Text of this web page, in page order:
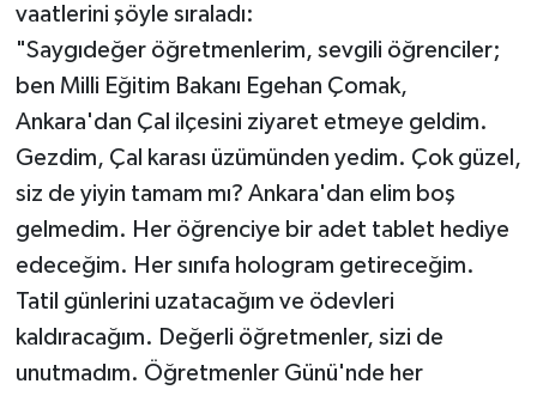
vaatlerini şöyle sıraladı:
"Saygıdeğer öğretmenlerim, sevgili öğrenciler;
ben Milli Eğitim Bakanı Egehan Çomak,
Ankara'dan Çal ilçesini ziyaret etmeye geldim.
Gezdim, Çal karası üzümünden yedim. Çok güzel,
siz de yiyin tamam mı? Ankara'dan elim boş
gelmedim. Her öğrenciye bir adet tablet hediye
edeceğim. Her sınıfa hologram getireceğim.
Tatil günlerini uzatacağım ve ödevleri
kaldıracağım. Değerli öğretmenler, sizi de
unutmadım. Öğretmenler Günü'nde her